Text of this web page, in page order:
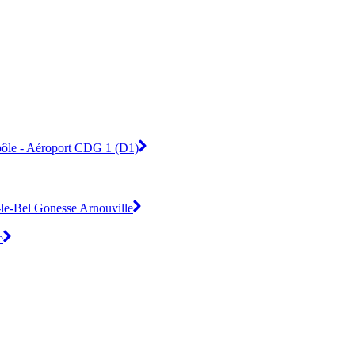
- Aéroport CDG 1 (D1)
Bel Gonesse Arnouville